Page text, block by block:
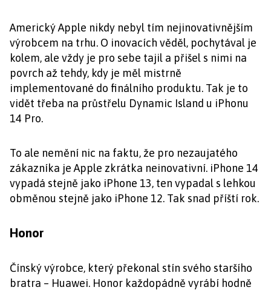
Americký Apple nikdy nebyl tím nejinovativnějším
výrobcem na trhu. O inovacích věděl, pochytával je
kolem, ale vždy je pro sebe tajil a přišel s nimi na
povrch až tehdy, kdy je měl mistrně
implementované do finálního produktu. Tak je to
vidět třeba na průstřelu Dynamic Island u iPhonu
14 Pro.
To ale nemění nic na faktu, že pro nezaujatého
zákazníka je Apple zkrátka neinovativní. iPhone 14
vypadá stejně jako iPhone 13, ten vypadal s lehkou
obměnou stejně jako iPhone 12. Tak snad příští rok.
Honor
Čínský výrobce, který překonal stín svého staršího
bratra – Huawei. Honor každopádně vyrábí hodně